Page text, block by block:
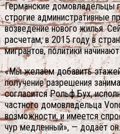
Германские домовладельцы
строгие административные
возведение нового жилья.
расчетам, в 2015 году в
мигрантов, политики
«Мы желаем добавить
получение разрешения
согласится Рольф Бух,
частного домовладельца
возможности, и имеется
чур медленный», — додаёт он.